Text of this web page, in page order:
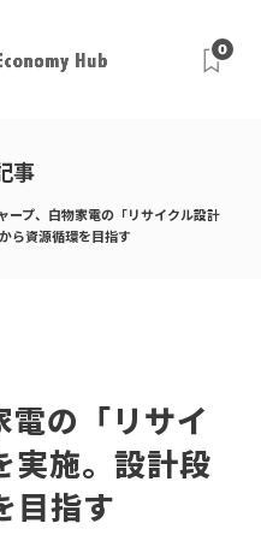
0
事
ープ、白物家電の「リサイクル設計
ら資源循環を目指す
電の「リサイ
実施。設計段
目指す